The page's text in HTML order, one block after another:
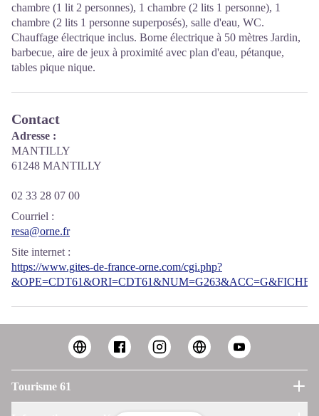
chambre (1 lit 2 personnes), 1 chambre (2 lits 1 personne), 1
chambre (2 lits 1 personne superposés), salle d'eau, WC.
Chauffage électrique inclus. Borne électrique à 50 mètres Jardin,
barbecue, aire de jeux à proximité avec plan d'eau, pétanque,
tables pique nique.
Contact
Adresse :
MANTILLY
61248 MANTILLY
02 33 28 07 00
Courriel :
resa@orne.fr
Site internet :
https://www.gites-de-france-orne.com/cgi.php?
Tourisme 61